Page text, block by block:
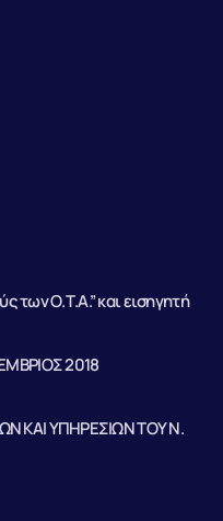
των Ο.Τ.Α.” και εισηγητή
2018
ΚΑΙ ΥΠΗΡΕΣΙΩΝ ΤΟΥ Ν.